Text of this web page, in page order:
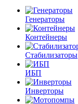
Генераторы
Контейнеры
Стабилизаторы
ИБП
Инверторы